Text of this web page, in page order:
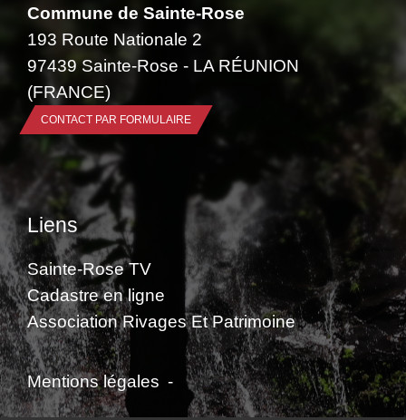
Commune de Sainte-Rose
193 Route Nationale 2
97439 Sainte-Rose - LA RÉUNION
(FRANCE)
CONTACT PAR FORMULAIRE
Liens
Sainte-Rose TV
Cadastre en ligne
Association Rivages Et Patrimoine
Mentions légales -